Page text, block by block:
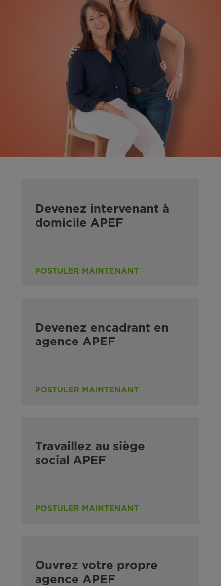
Devenez intervenant à
domicile APEF
POSTULER MAINTENANT
Devenez encadrant en
agence APEF
POSTULER MAINTENANT
Travaillez au siège
social APEF
POSTULER MAINTENANT
Ouvrez votre propre
agence APEF